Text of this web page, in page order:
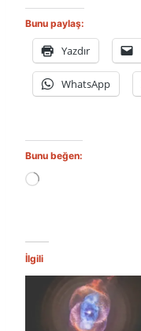
Bunu paylaş:
Yazdır
WhatsApp
Bunu beğen:
Y
n
İlgili